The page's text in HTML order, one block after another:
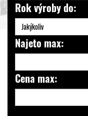
Rok výroby do:
Jakýkoliv
Najeto max:
Cena max: